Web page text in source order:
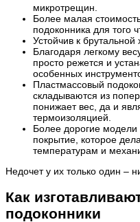
микротрещин.
Более малая
подоконника для того
Устойчив к брутальной
Благодаря легкому
просто режется и
особенных
Пластмассовый
складываются из
понижает вес, да и
термоизоляцией.
Более дорогие
покрытие, которое
температурам и
Недочет у их только один –
Как
подоконники